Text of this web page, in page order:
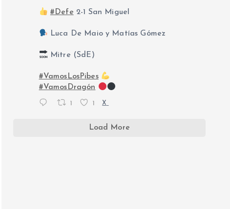
#Defe 2-1 San Miguel
Luca De Maio y Matías Gómez
Mitre (SdE)
#VamosLosPibes
#VamosDragón
1 1 X
Load More